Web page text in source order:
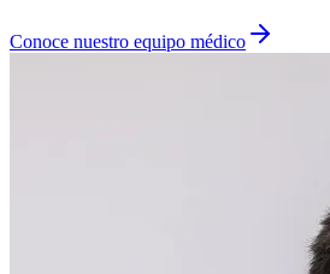
Conoce nuestro equipo médico